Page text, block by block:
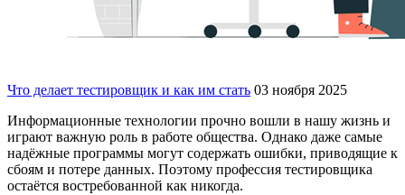
Что делает тестировщик и как им стать 03 ноября 2025
Информационные технологии прочно вошли в нашу жизнь и
играют важную роль в работе общества. Однако даже самые
надёжные программы могут содержать ошибки, приводящие к
сбоям и потере данных. Поэтому профессия тестировщика
остаётся востребованной как никогда.